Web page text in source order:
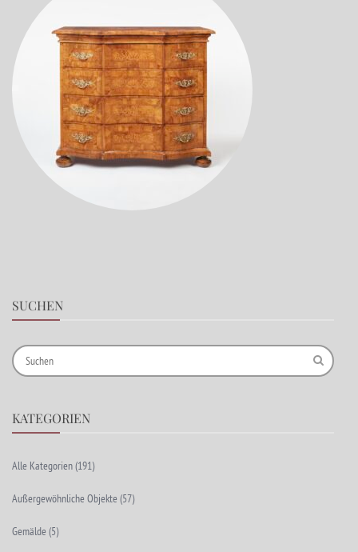
SUCHEN
KATEGORIEN
Alle Kategorien(191)
Außergewöhnliche Objekte (57)
Gemälde (5)